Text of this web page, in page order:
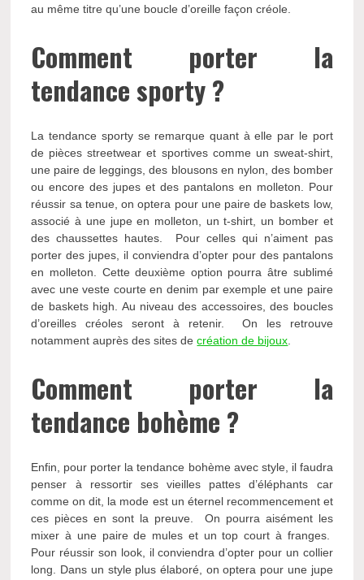
au même titre qu’une boucle d’oreille façon créole.
Comment porter la
tendance sporty ?
La tendance sporty se remarque quant à elle par le port
de pièces streetwear et sportives comme un sweat-shirt,
une paire de leggings, des blousons en nylon, des bomber
ou encore des jupes et des pantalons en molleton. Pour
réussir sa tenue, on optera pour une paire de baskets low,
associé à une jupe en molleton, un t-shirt, un bomber et
des chaussettes hautes. Pour celles qui n’aiment pas
porter des jupes, il conviendra d’opter pour des pantalons
en molleton. Cette deuxième option pourra âtre sublimé
avec une veste courte en denim par exemple et une paire
de baskets high. Au niveau des accessoires, des boucles
d’oreilles créoles seront à retenir. On les retrouve
notamment auprès des sites decréation de bijoux
Comment porter la
tendance bohème ?
Enfin, pour porter la tendance bohème avec style, il faudra
penser à ressortir ses vieilles pattes d’éléphants car
comme on dit, la mode est un éternel recommencement et
ces pièces en sont la preuve. On pourra aisément les
mixer à une paire de mules et un top court à franges.
Pour réussir son look, il conviendra d’opter pour un collier
long. Dans un style plus élaboré, on optera pour une jupe